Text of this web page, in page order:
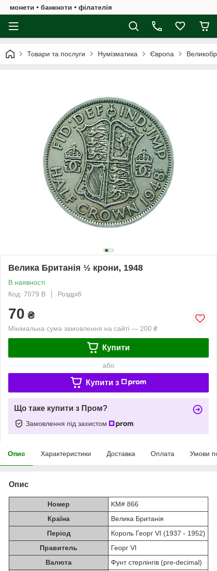
монети • банкноти • філателія
Товари та послуги Нумізматика Європа
Велика Британія ½ крони, 1948
В наявності
Код: 7079 B
Роздріб
70 ₴
Мінімальна сума замовлення на сайті — 200 ₴
Купити
або
Купити з
Що таке купити з Пром?
Замовлення під захистом
Опис Характеристики Доставка Оплата Умови
Опис
Номер
KM# 866
Країна
Велика Британія
Період
Король Георг VI (1937 - 1952)
Правитель
Георг VI
Валюта
Фунт стерлінгів (pre-decimal)